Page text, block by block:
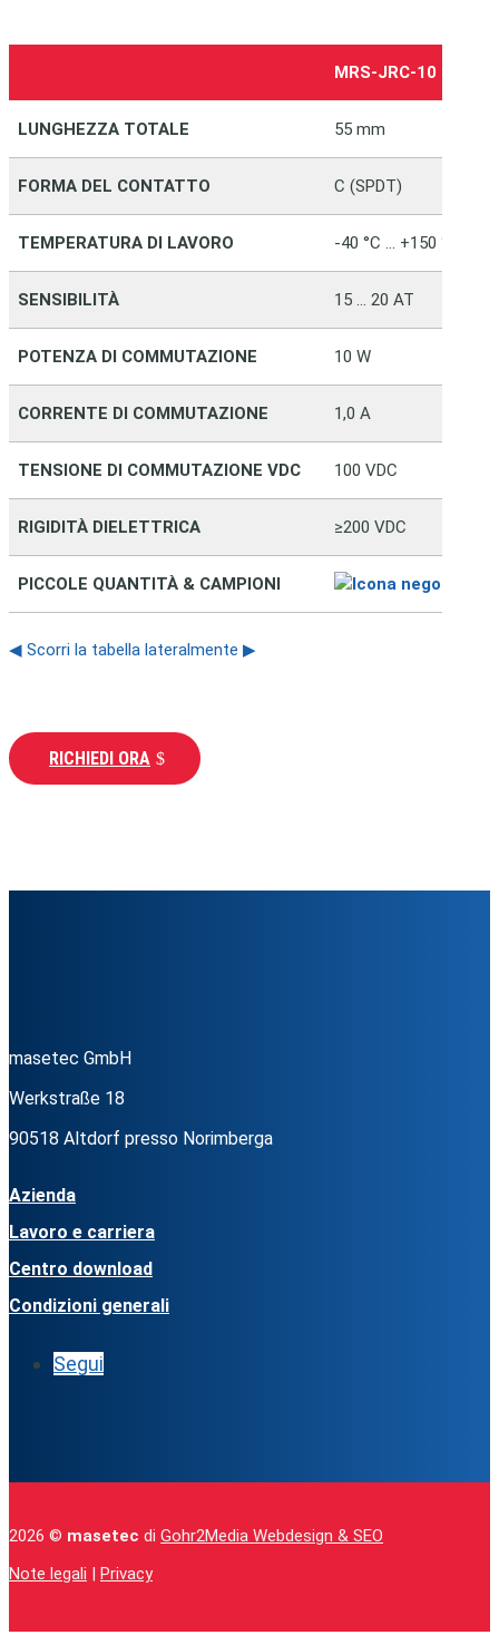
MRS-JRC-10
LUNGHEZZA TOTALE 55 mm
FORMA DEL CONTATTO C (SPDT)
TEMPERATURA DI LAVORO -40 °C … +150 °C
SENSIBILITÀ 15 … 20 AT
POTENZA DI COMMUTAZIONE 10 W
CORRENTE DI COMMUTAZIONE 1,0 A
TENSIONE DI COMMUTAZIONE VDC 100 VDC
RIGIDITÀ DIELETTRICA ≥200 VDC
PICCOLE QUANTITÀ & CAMPIONI
◀ Scorri la tabella lateralmente ▶
RICHIEDI ORA
masetec GmbH
Werkstraße 18
90518 Altdorf presso Norimberga
Azienda
Lavoro e carriera
Centro download
Condizioni generali
Segui
2026 © masetec di Gohr2Media Webdesign & SEO
Note legali | Privacy